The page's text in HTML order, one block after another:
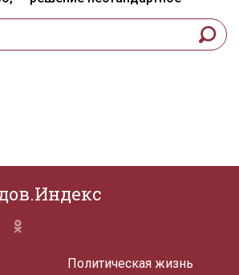
Политическая жизнь